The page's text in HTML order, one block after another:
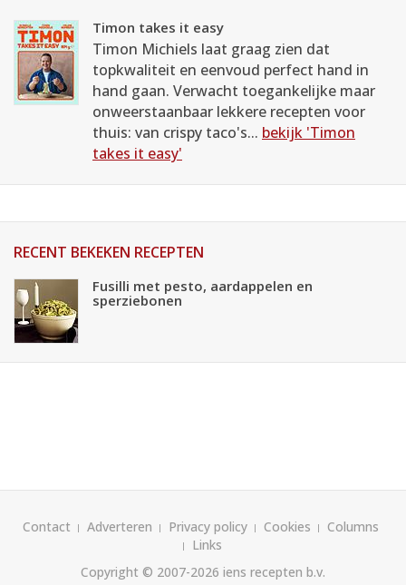
Timon takes it easy
Timon Michiels laat graag zien dat
topkwaliteit en eenvoud perfect hand in
hand gaan. Verwacht toegankelijke maar
onweerstaanbaar lekkere recepten voor
thuis: van crispy taco's... bekijk 'Timon
takes it easy'
RECENT BEKEKEN RECEPTEN
Fusilli met pesto, aardappelen en
sperziebonen
Contact Adverteren Privacy policy Cookies
Columns
Links
Copyright © 2007-2026 iens recepten b.v.